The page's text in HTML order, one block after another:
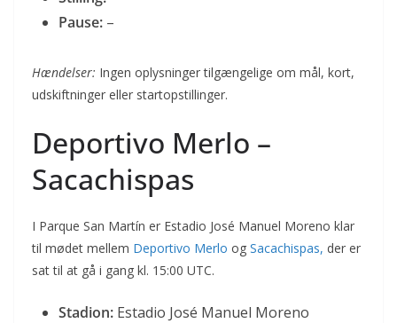
Pause: –
Hændelser: Ingen oplysninger tilgængelige om mål, kort,
udskiftninger eller startopstillinger.
Deportivo Merlo –
Sacachispas
I Parque San Martín er Estadio José Manuel Moreno klar
til mødet mellem Deportivo Merlo og Sacachispas, der er
sat til at gå i gang kl. 15:00 UTC.
Stadion: Estadio José Manuel Moreno